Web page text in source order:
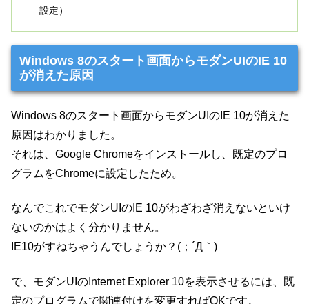
設定）
Windows 8のスタート画面からモダンUIのIE 10
が消えた原因
Windows 8のスタート画面からモダンUIのIE 10が消えた
原因はわかりました。
それは、Google Chromeをインストールし、既定のプロ
グラムをChromeに設定したため。
なんでこれでモダンUIのIE 10がわざわざ消えないといけ
ないのかはよく分かりません。
IE10がすねちゃうんでしょうか？(；´Д｀)
で、モダンUIのInternet Explorer 10を表示させるには、既
定のプログラムで関連付けを変更すればOKです。